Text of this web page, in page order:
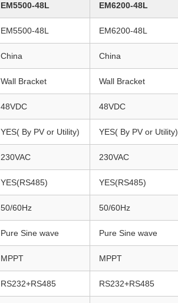
EM5500-48L EM6200-48L
EM5500-48L EM6200-48L
China China
Wall Bracket Wall Bracket
48VDC 48VDC
YES( By PV or Utility) YES( By PV or Utility)
230VAC 230VAC
YES(RS485) YES(RS485)
50/60Hz 50/60Hz
Pure Sine wave Pure Sine wave
MPPT MPPT
RS232+RS485 RS232+RS485